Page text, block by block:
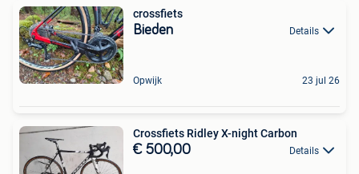
crossfiets
Bieden Details
Opwijk 23 jul 26
Crossfiets Ridley X-night Carbon
€ 500,00 Details